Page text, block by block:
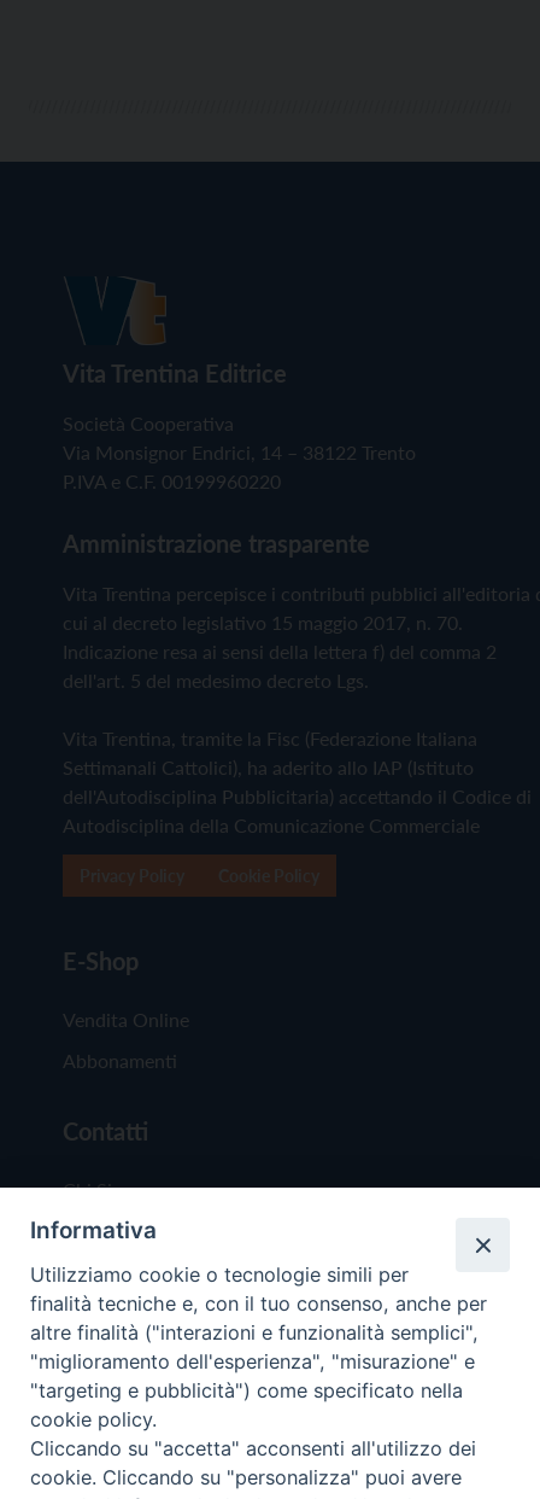
Vita Trentina Editrice
Società Cooperativa
Via Monsignor Endrici, 14 – 38122 Trento
P.IVA e C.F. 00199960220
Amministrazione trasparente
Vita Trentina percepisce i contributi pubblici all'editoria
cui al decreto legislativo 15 maggio 2017, n. 70.
Indicazione resa ai sensi della lettera f) del comma 2
dell'art. 5 del medesimo decreto Lgs.
Vita Trentina, tramite la Fisc (Federazione Italiana
Settimanali Cattolici), ha aderito allo IAP (Istituto
dell'Autodisciplina Pubblicitaria) accettando il Codice di
Autodisciplina della Comunicazione Commerciale
E-Shop
Vendita Online
Abbonamenti
Contatti
Chi Siamo
Redazione
Scrivici
Copyright © 2019 - Tutti i diritti riservati - Vita
Trentina Editrice
Informativa
Utilizziamo cookie o tecnologie simili per
finalità tecniche e, con il tuo consenso, anche per
altre finalità ("interazioni e funzionalità semplici",
"miglioramento dell'esperienza", "misurazione" e
"targeting e pubblicità") come specificato nella
cookie policy.
Cliccando su "accetta" acconsenti all'utilizzo dei
cookie. Cliccando su "personalizza" puoi avere